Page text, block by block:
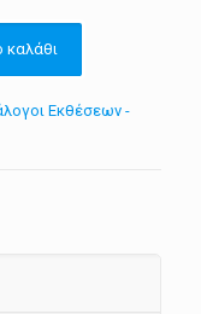
καλάθι
Εκθέσεων -